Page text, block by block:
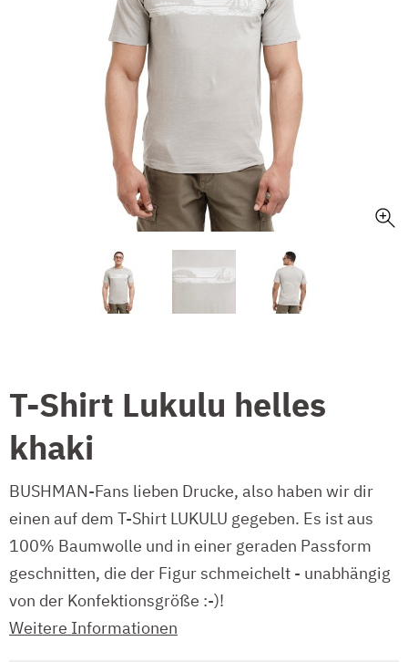
T-Shirt Lukulu helles
khaki
BUSHMAN-Fans lieben Drucke, also haben wir dir
einen auf dem T-Shirt LUKULU gegeben. Es ist aus
100% Baumwolle und in einer geraden Passform
geschnitten, die der Figur schmeichelt - unabhängig
von der Konfektionsgröße :-)!
Weitere Informationen